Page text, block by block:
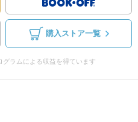
購入ストア一覧
ラムによる収益を得ています